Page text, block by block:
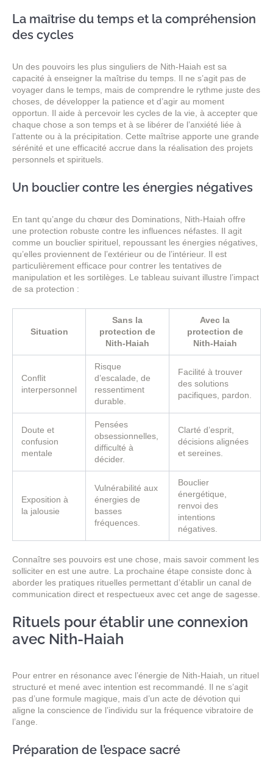
La maîtrise du temps et la compréhension
des cycles
Un des pouvoirs les plus singuliers de Nith-Haiah est sa
capacité à enseigner la maîtrise du temps. Il ne s’agit pas de
voyager dans le temps, mais de comprendre le rythme juste des
choses, de développer la patience et d’agir au moment
opportun. Il aide à percevoir les cycles de la vie, à accepter que
chaque chose a son temps et à se libérer de l’anxiété liée à
l’attente ou à la précipitation. Cette maîtrise apporte une grande
sérénité et une efficacité accrue dans la réalisation des projets
personnels et spirituels.
Un bouclier contre les énergies négatives
En tant qu’ange du chœur des Dominations, Nith-Haiah offre
une protection robuste contre les influences néfastes. Il agit
comme un bouclier spirituel, repoussant les énergies négatives,
qu’elles proviennent de l’extérieur ou de l’intérieur. Il est
particulièrement efficace pour contrer les tentatives de
manipulation et les sortilèges. Le tableau suivant illustre l’impact
de sa protection :
Situation
Sans la
protection de
Nith-Haiah
Avec la
protection de
Nith-Haiah
Conflit
interpersonnel
Risque
d’escalade, de
ressentiment
durable.
Facilité à trouver
des solutions
pacifiques, pardon.
Doute et
confusion
mentale
Pensées
obsessionnelles,
difficulté à
décider.
Clarté d’esprit,
décisions alignées
et sereines.
Exposition à
la jalousie
Vulnérabilité aux
énergies de
basses
fréquences.
Bouclier
énergétique,
renvoi des
intentions
négatives.
Connaître ses pouvoirs est une chose, mais savoir comment les
solliciter en est une autre. La prochaine étape consiste donc à
aborder les pratiques rituelles permettant d’établir un canal de
communication direct et respectueux avec cet ange de sagesse.
Rituels pour établir une connexion
avec Nith-Haiah
Pour entrer en résonance avec l’énergie de Nith-Haiah, un rituel
structuré et mené avec intention est recommandé. Il ne s’agit
pas d’une formule magique, mais d’un acte de dévotion qui
aligne la conscience de l’individu sur la fréquence vibratoire de
l’ange.
Préparation de l’espace sacré